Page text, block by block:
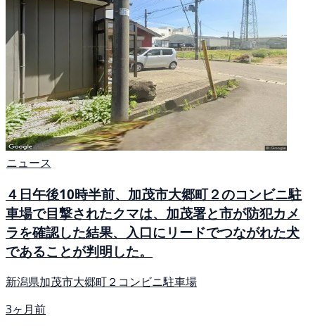
ニュース
４日午後10時半前、加茂市大郷町２のコンビニ駐
車場で目撃されたクマは、加茂署と市が防犯カメ
ラを確認した結果、入口にリードでつながれた犬
であることが判明した。
新潟県加茂市大郷町２コンビニ駐車場
3ヶ月前